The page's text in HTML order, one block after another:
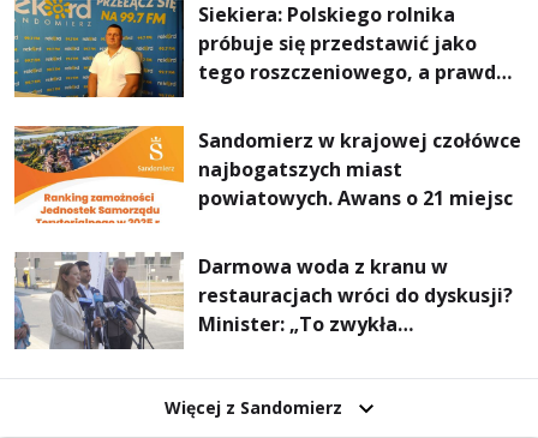
Siekiera: Polskiego rolnika
próbuje się przedstawić jako
tego roszczeniowego, a prawda
Sandomierz w krajowej czołówce
najbogatszych miast
powiatowych. Awans o 21 miejsc
Darmowa woda z kranu w
restauracjach wróci do dyskusji?
Minister: „To zwykła
Więcej z Sandomierz